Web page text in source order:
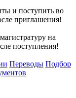
и поступить во
приглашения!
на
поступления!
Переводы Подбор